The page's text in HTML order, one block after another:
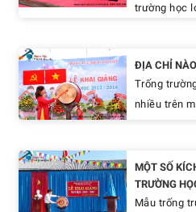
trường học
ĐỊA CHỈ
Trống
nhiều trên
MỘT SỐ
TRƯỜNG
Mẫu trống